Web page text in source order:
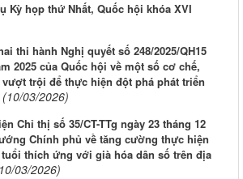
Kỳ họp thứ Nhất, Quốc hội khóa XVI
thi hành Nghị quyết số 248/2025/QH15
2025 của Quốc hội về một số cơ chế,
trội để thực hiện đột phá phát triển
(10/03/2026)
Chỉ thị số 35/CT-TTg ngày 23 tháng 12
Chính phủ về tăng cường thực hiện
thích ứng với già hóa dân số trên địa
03/2026)